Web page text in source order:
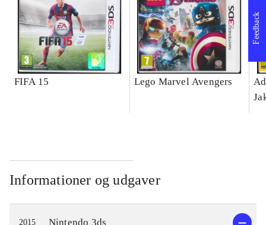
FIFA 15 Lego Marvel Avengers
Informationer og udgaver
2015 Nintendo 3ds
Feedback